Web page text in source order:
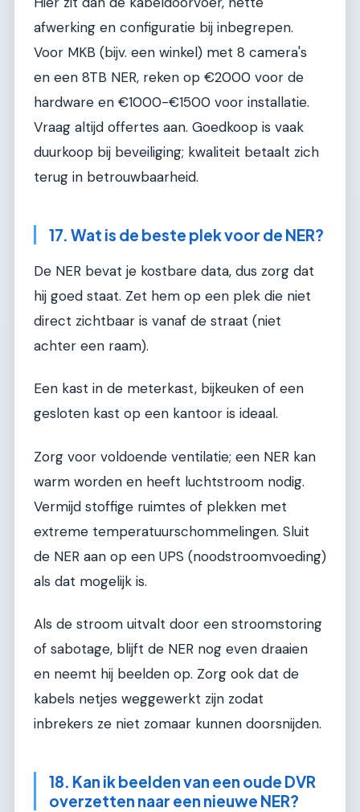
afwerking en configuratie bij inbegrepen.
Voor MKB (bijv. een winkel) met 8 camera's
en een 8TB NER, reken op €2000 voor de
hardware en €1000-€1500 voor installatie.
Vraag altijd offertes aan. Goedkoop is vaak
duurkoop bij beveiliging; kwaliteit betaalt zich
terug in betrouwbaarheid.
17. Wat is de beste plek voor de NER?
De NER bevat je kostbare data, dus zorg dat
hij goed staat. Zet hem op een plek die niet
direct zichtbaar is vanaf de straat (niet
achter een raam).
Een kast in de meterkast, bijkeuken of een
gesloten kast op een kantoor is ideaal.
Zorg voor voldoende ventilatie; een NER kan
warm worden en heeft luchtstroom nodig.
Vermijd stoffige ruimtes of plekken met
extreme temperatuurschommelingen. Sluit
de NER aan op een UPS (noodstroomvoeding)
als dat mogelijk is.
Als de stroom uitvalt door een stroomstoring
of sabotage, blijft de NER nog even draaien
en neemt hij beelden op. Zorg ook dat de
kabels netjes weggewerkt zijn zodat
inbrekers ze niet zomaar kunnen doorsnijden.
18. Kan ik beelden van een oude DVR
overzetten naar een nieuwe NER?